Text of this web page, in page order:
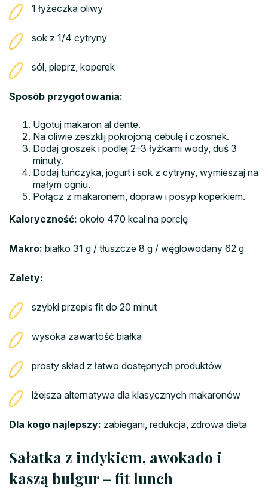
1 łyżeczka oliwy
sok z 1/4 cytryny
sól, pieprz, koperek
Sposób przygotowania:
Ugotuj makaron al dente.
Na oliwie zeszklij pokrojoną cebulę i czosnek.
Dodaj groszek i podlej 2–3 łyżkami wody, duś 3
minuty.
Dodaj tuńczyka, jogurt i sok z cytryny, wymieszaj na
małym ogniu.
Połącz z makaronem, dopraw i posyp koperkiem.
Kaloryczność: około 470 kcal na porcję
Makro: białko 31 g / tłuszcze 8 g / węglowodany 62 g
Zalety:
szybki przepis fit do 20 minut
wysoka zawartość białka
prosty skład z łatwo dostępnych produktów
lżejsza alternatywa dla klasycznych makaronów
Dla kogo najlepszy: zabiegani, redukcja, zdrowa dieta
Sałatka z indykiem, awokado i
kaszą bulgur – fit lunch